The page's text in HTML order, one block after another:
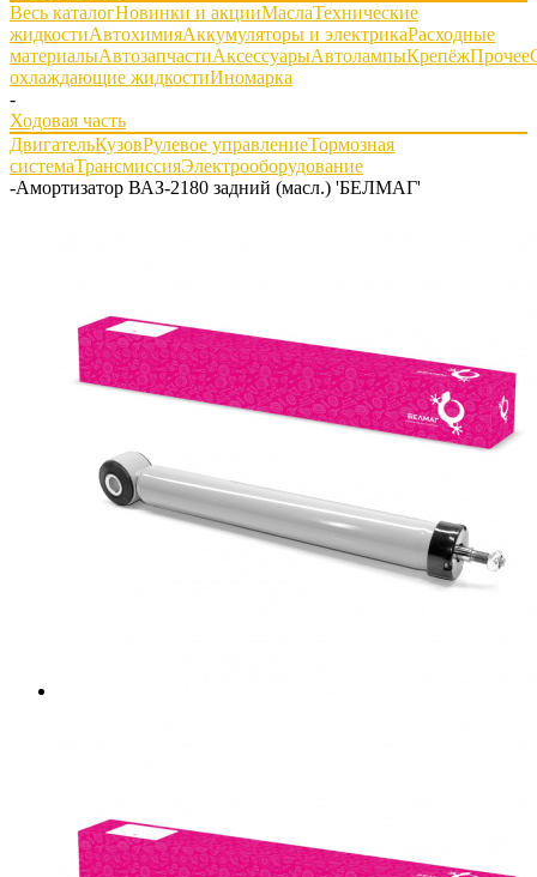
Весь каталогНовинки и акцииМаслаТехнические
жидкостиАвтохимияАккумуляторы и электрикаРасходные
материалыАвтозапчастиАксессуарыАвтолампыКрепёжПрочее
охлаждающие жидкостиИномарка
-
Ходовая часть
ДвигательКузовРулевое управлениеТормозная
системаТрансмиссияЭлектрооборудование
-Амортизатор ВАЗ-2180 задний (масл.) 'БЕЛМАГ'